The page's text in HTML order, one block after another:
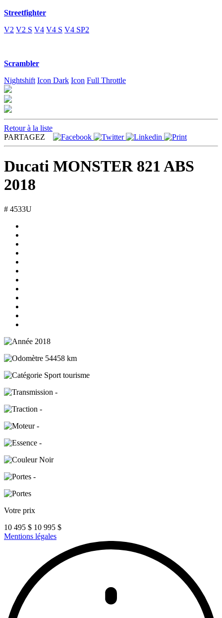
Streetfighter
V2 V2 S V4 V4 S V4 SP2
Scrambler
Nightshift Icon Dark Icon Full Throttle
Retour à la liste
PARTAGEZ
Ducati MONSTER 821 ABS
2018
# 4533U
2018
54458 km
Sport tourisme
-
-
-
-
Noir
-
Votre prix
10 495 $ 10 995 $
Mentions légales